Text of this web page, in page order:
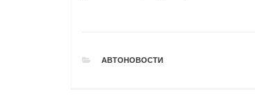
РУБРИКИ
АВТОНОВОСТИ